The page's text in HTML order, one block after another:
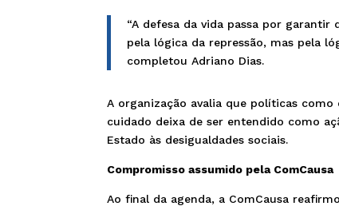
“A defesa da vida passa por
pela lógica da repressão, mas pela
completou Adriano Dias.
A organização avalia que políticas
cuidado deixa de ser entendido como
Estado às desigualdades sociais.
Compromisso assumido pela ComCausa
Ao final da agenda, a ComCausa